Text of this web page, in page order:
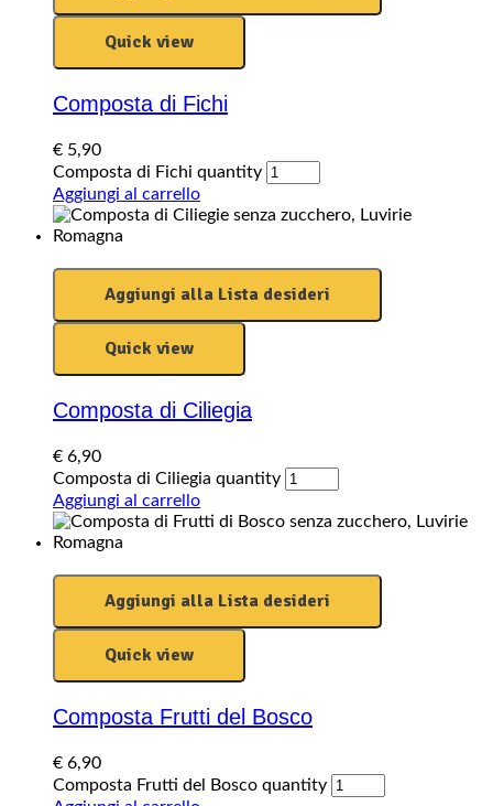
Quick view
Composta di Fichi
€ 5,90
Composta di Fichi quantity
Aggiungi al carrello
Aggiungi alla Lista desideri
Quick view
Composta di Ciliegia
€ 6,90
Composta di Ciliegia quantity
Aggiungi al carrello
Aggiungi alla Lista desideri
Quick view
Composta Frutti del Bosco
€ 6,90
Composta Frutti del Bosco quantity